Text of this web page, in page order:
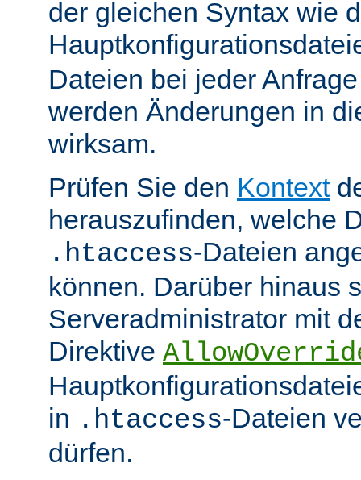
der gleichen Syntax wie
Dateien bei jeder
werden Änderungen in
wirksam.
Prüfen Sie den Kontext
herauszufinden, welche
.htaccess-Dateien
können. Darüber hinaus
Serveradministrator mit
Direktive
in .htaccess-Dateien
dürfen.